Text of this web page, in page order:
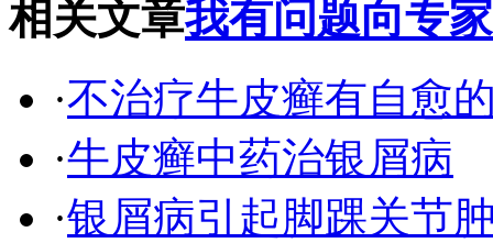
相关文章我有问题向专
·不治疗牛皮癣有自愈
·牛皮癣中药治银屑病
·银屑病引起脚踝关节